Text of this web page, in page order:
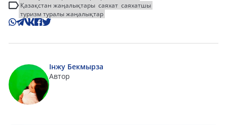
Қазақстан жаңалықтары саяхат саяхатшы
туризм туралы жаңалықтар
Інжу Бекмырза
Автор